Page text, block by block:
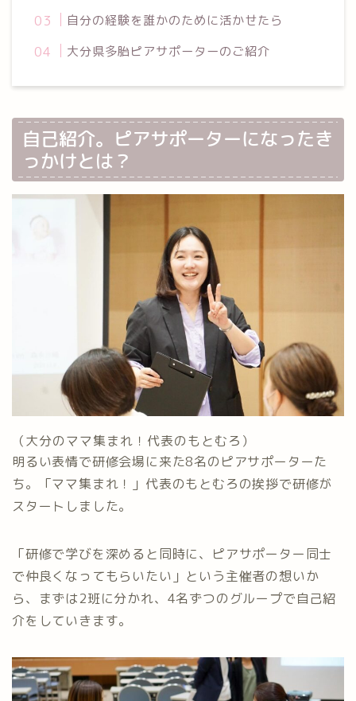
自分の経験を誰かのために活かせたら
大分県多胎ピアサポーターのご紹介
自己紹介。ピアサポーターになったき
っかけとは？
（大分のママ集まれ！代表のもとむろ）
明るい表情で研修会場に来た8名のピアサポーターた
ち。「ママ集まれ！」代表のもとむろの挨拶で研修が
スタートしました。
「研修で学びを深めると同時に、ピアサポーター同士
で仲良くなってもらいたい」という主催者の想いか
ら、まずは2班に分かれ、4名ずつのグループで自己紹
介をしていきます。